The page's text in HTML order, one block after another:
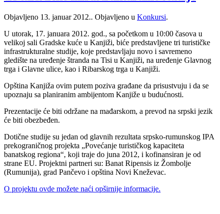
Objavljeno 13. januar 2012.. Objavljeno u Konkursi.
U utorak, 17. januara 2012. god., sa početkom u 10:00 časova u
velikoj sali Gradske kuće u Kanjiži, biće predstavljene tri turističke
infrastrukturalne studije, koje predstavljaju novo i savremeno
gledište na uređenje štranda na Tisi u Kanjiži, na uređenje Glavnog
trga i Glavne ulice, kao i Ribarskog trga u Kanjiži.
Opština Kanjiža ovim putem poziva građane da prisustvuju i da se
upoznaju sa planiranim ambijentom Kanjiže u budućnosti.
Prezentacije će biti održane na mađarskom, a prevod na srpski jezik
će biti obezbeđen.
Dotične studije su jedan od glavnih rezultata srpsko-rumunskog IPA
prekograničnog projekta „Povećanje turističkog kapaciteta
banatskog regiona“, koji traje do juna 2012, i kofinansiran je od
strane EU. Projektni partneri su: Banat Ripensis iz Žombolje
(Rumunija), grad Pančevo i opština Novi Kneževac.
O projektu ovde možete naći opširnije informacije.